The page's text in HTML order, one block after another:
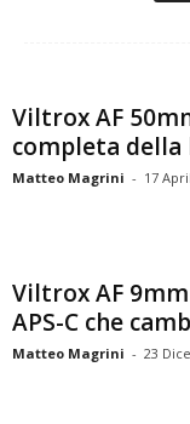
Viltrox AF
completa della
Matteo Magrini - 17
Viltrox AF
APS-C che
Matteo Magrini - 23